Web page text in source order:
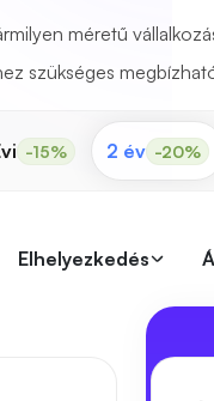
méretű
szükséges
-15% 2 év -20%
Elhelyezkedés